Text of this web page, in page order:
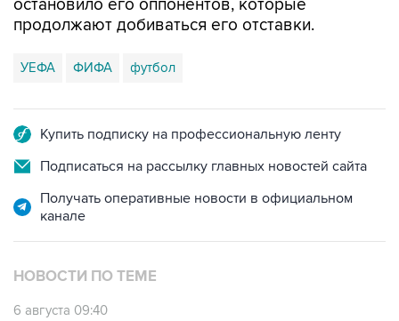
остановило его оппонентов, которые
продолжают добиваться его отставки.
УЕФА ФИФА футбол
Купить подписку на профессиональную ленту
Подписаться на рассылку главных новостей сайта
Получать оперативные новости в официальном
канале
НОВОСТИ ПО ТЕМЕ
6 августа 09:40